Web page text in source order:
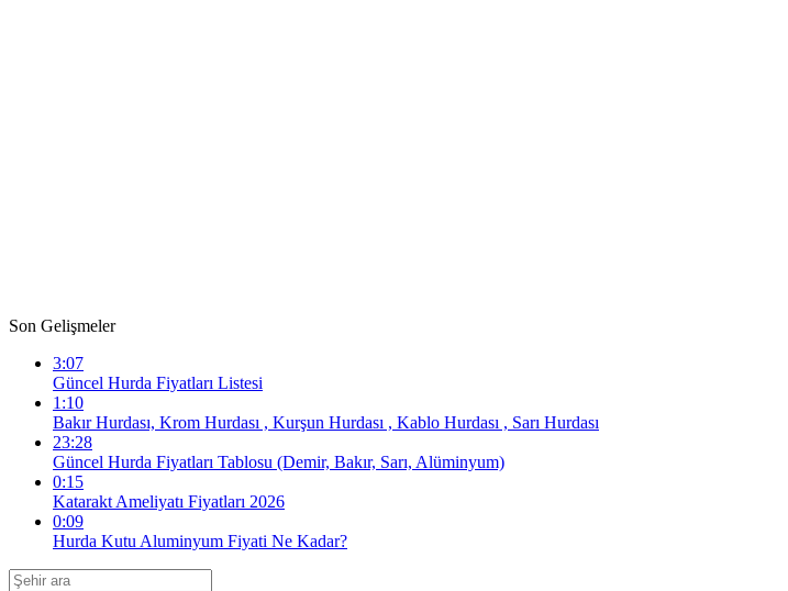
Son Gelişmeler
3:07
Güncel Hurda Fiyatları Listesi
1:10
Bakır Hurdası, Krom Hurdası , Kurşun Hurdası , Kablo Hurdası , Sarı Hurdası
23:28
Güncel Hurda Fiyatları Tablosu (Demir, Bakır, Sarı, Alüminyum)
0:15
Katarakt Ameliyatı Fiyatları 2026
0:09
Hurda Kutu Aluminyum Fiyati Ne Kadar?